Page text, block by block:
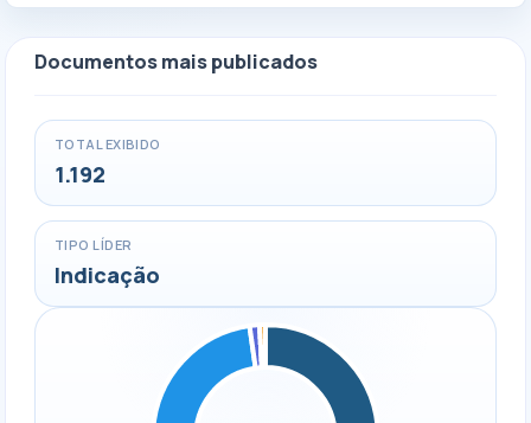
Documentos mais publicados
TOTAL EXIBIDO
1.192
TIPO LÍDER
Indicação